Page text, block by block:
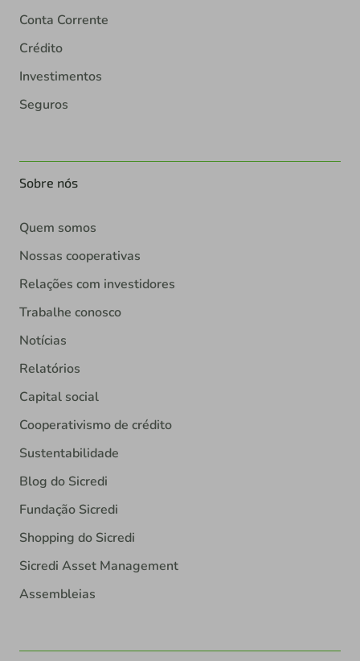
Conta Corrente
Crédito
Investimentos
Seguros
Sobre nós
Quem somos
Nossas cooperativas
Relações com investidores
Trabalhe conosco
Notícias
Relatórios
Capital social
Cooperativismo de crédito
Sustentabilidade
Blog do Sicredi
Fundação Sicredi
Shopping do Sicredi
Sicredi Asset Management
Assembleias